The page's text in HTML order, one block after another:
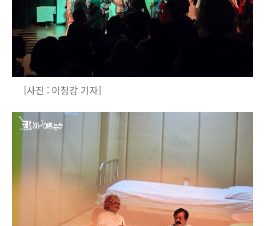
[사진 : 이청강 기자]